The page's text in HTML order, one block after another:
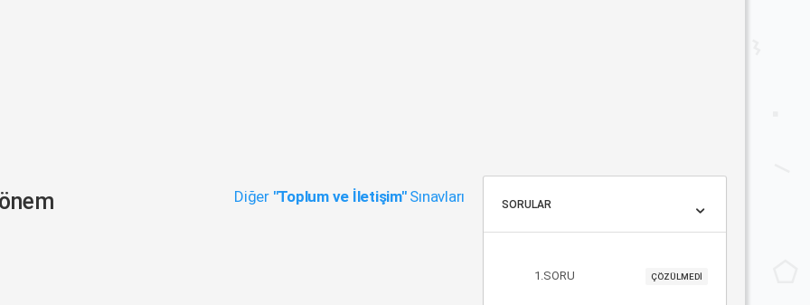
Diğer "Toplum ve İletişim"Sınavları SORULAR
1.SORU ÇÖZÜLMEDİ